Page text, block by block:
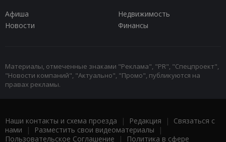
Афиша
Недвижимость
Новости
Финансы
Материалы, отмеченные знаками "Реклама", "PR", "Спецпроект",
"Новости компаний", "Актуально", "Промо", публикуются на
правах рекламы.
Наши контакты и схема проезда | Редакция | Связаться с
нами | Разместить свои видеоматериалы |
Пользовательское Соглашение | Политика в сфере